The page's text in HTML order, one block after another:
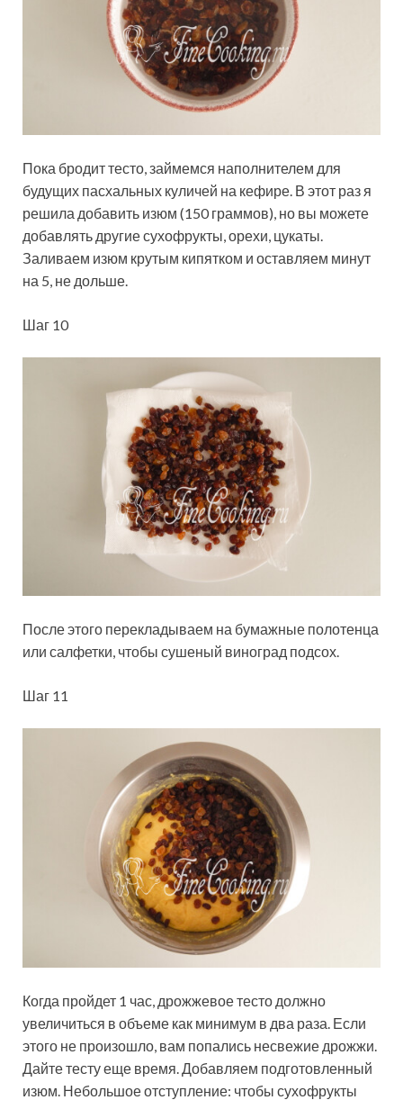
Пока бродит тесто, займемся наполнителем для
будущих пасхальных куличей на кефире. В этот раз я
решила добавить изюм (150 граммов), но вы можете
добавлять другие сухофрукты, орехи, цукаты.
Заливаем изюм крутым кипятком и оставляем минут
на 5, не дольше.
Шаг 10
После этого перекладываем на бумажные полотенца
или салфетки, чтобы сушеный виноград подсох.
Шаг 11
Когда пройдет 1 час, дрожжевое тесто должно
увеличиться в объеме как минимум в два раза. Если
этого не произошло, вам попались несвежие дрожжи.
Дайте тесту еще время. Добавляем подготовленный
изюм. Небольшое отступление: чтобы сухофрукты